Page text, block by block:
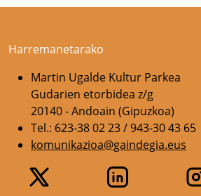
Harremanetarako
Martin Ugalde Kultur Parkea
Gudarien etorbidea z/g
20140 - Andoain (Gipuzkoa)
Tel.: 623-38 02 23 / 943-30 43 65
komunikazioa@gaindegia.eus